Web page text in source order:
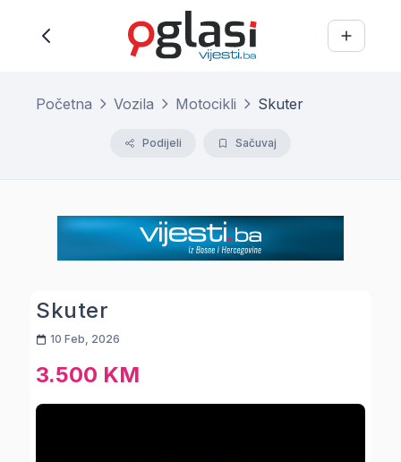
Početna Vozila Motocikli Skuter
Podijeli Sačuvaj
Skuter
10 Feb, 2026
3.500 KM